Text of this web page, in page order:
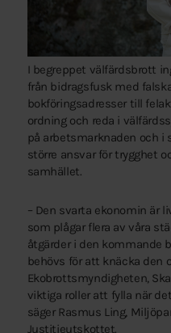
I begreppet välfärdsbrott
från bidragsfusk med
bokföringsadresser till
ordning och reda i
på arbetsmarknaden och
större ansvar för trygghet
samhället.
– Den svarta ekonomin är
som plågar flera av våra
åtgärder i den kommande
behövs för att knäcka den
Ekobrottsmyndigheten,
viktiga roller att fylla när
säger Rasmus Ling,
Justitieutskottet.